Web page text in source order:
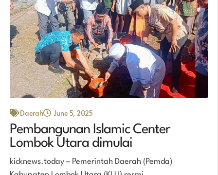
Daerah June 5, 2025
Pembangunan Islamic Center
Lombok Utara dimulai
kicknews.today – Pemerintah Daerah (Pemda)